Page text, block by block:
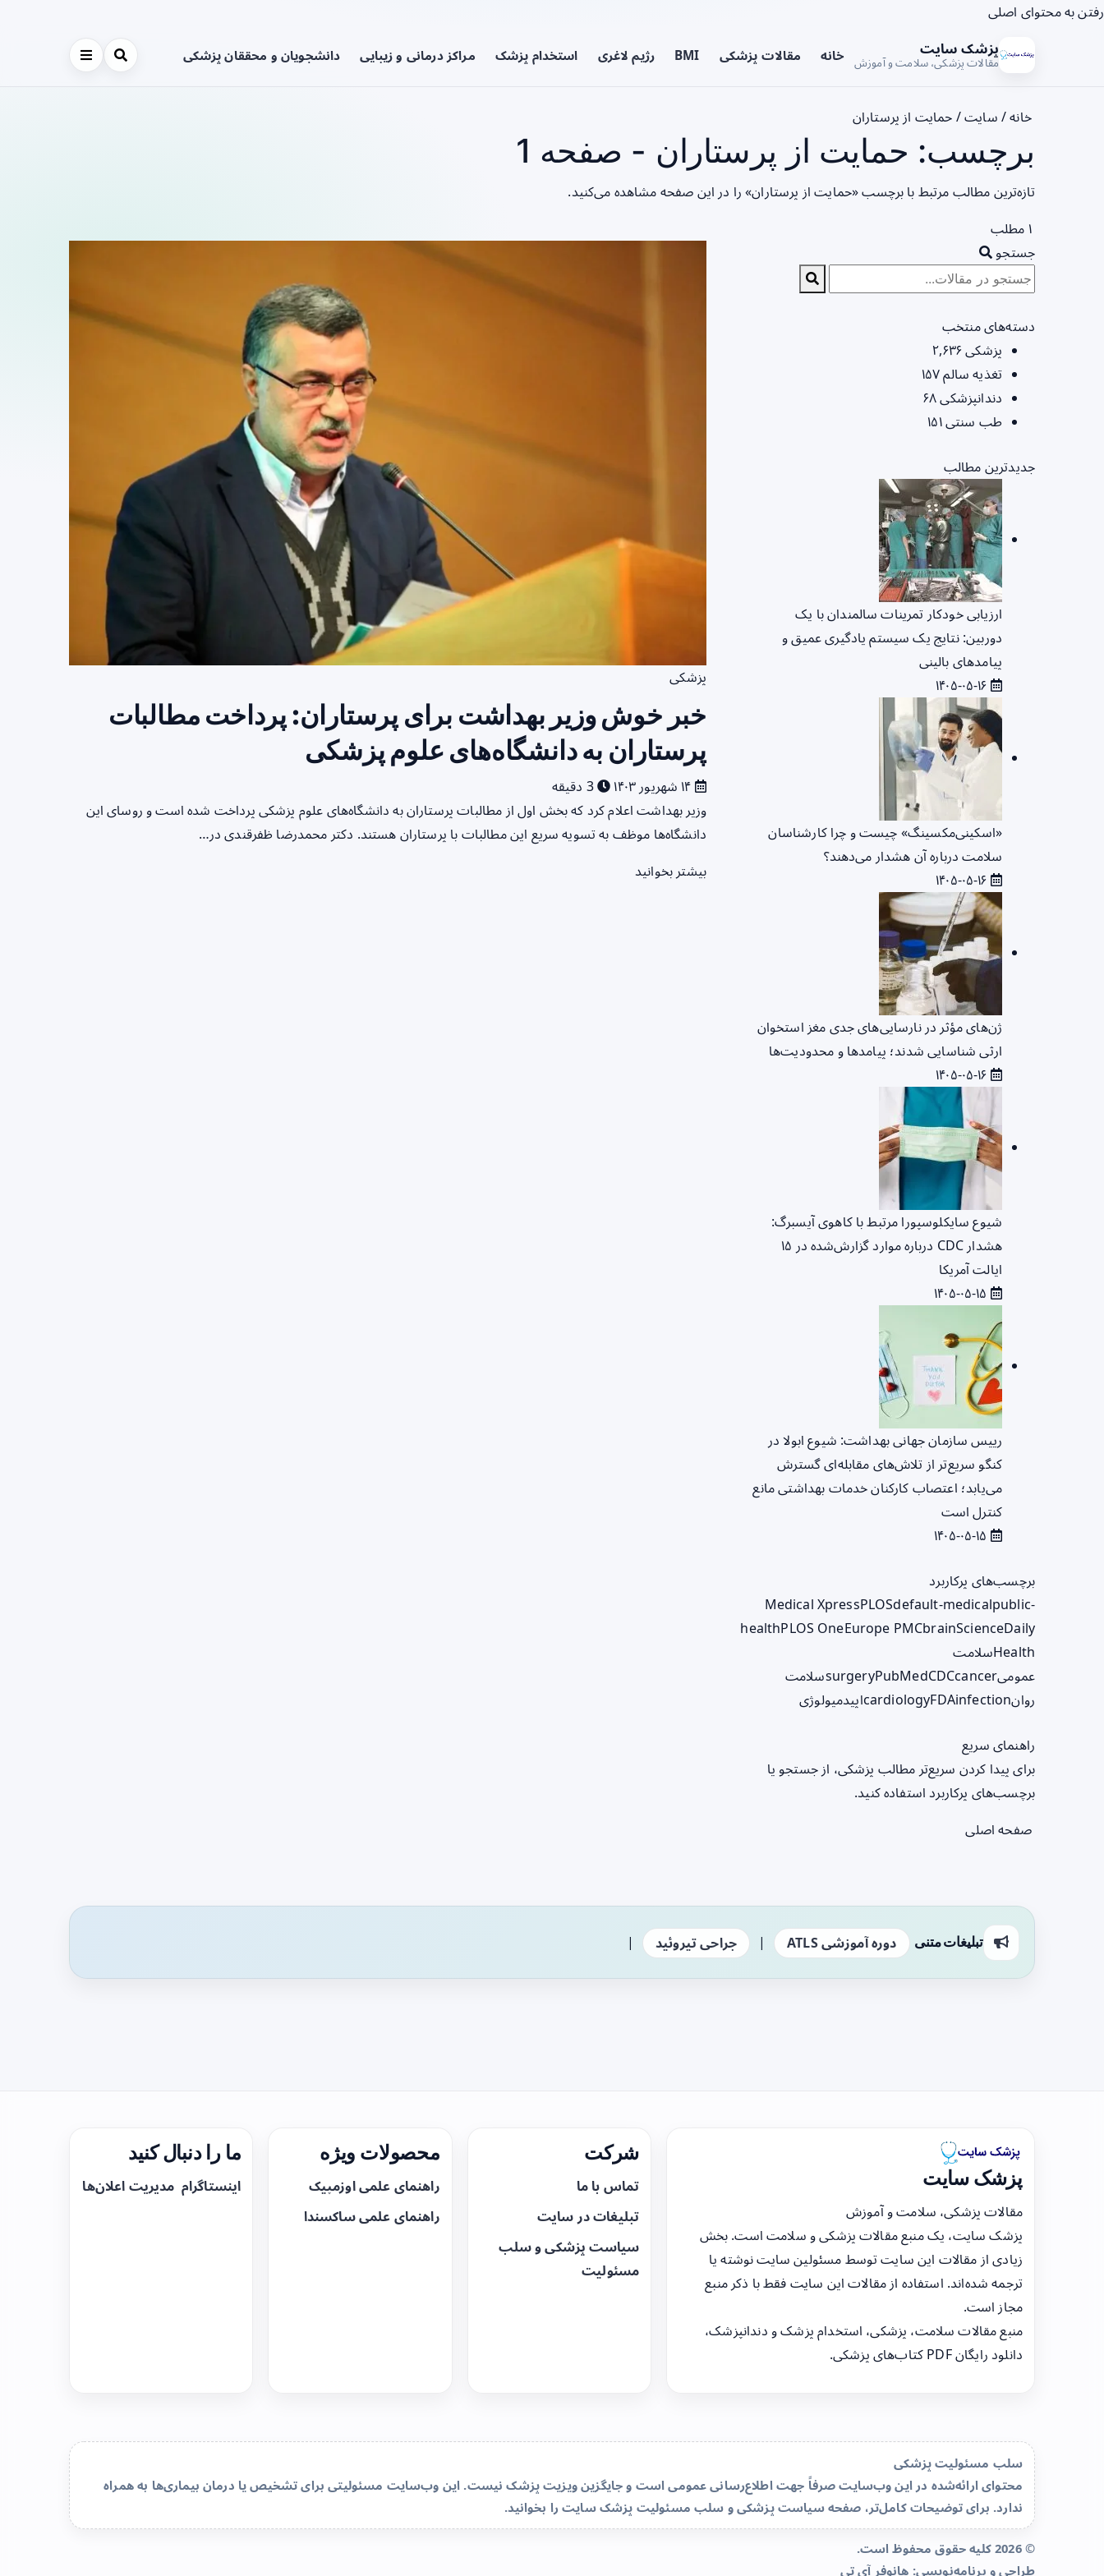
رفتن به محتوای اصلی
پزشک سایت
مقالات پزشکی، سلامت و آموزش خانه مقالات پزشکی BMI رژیم لاغری استخدام پزشک مراکز درمانی و زیبایی دانشجویان و محققان پزشکی
خانه/ سایت/ حمایت از پرستاران
برچسب: حمایت از پرستاران - صفحه 1
تازه‌ترین مطالب مرتبط با برچسب «حمایت از پرستاران» را در این صفحه مشاهده می‌کنید.
۱ مطلب
پزشکی
خبر خوش وزیر بهداشت برای پرستاران: پرداخت مطالبات
پرستاران به دانشگاه‌های علوم پزشکی
3 دقیقه
وزیر بهداشت اعلام کرد که بخش اول از مطالبات پرستاران به دانشگاه‌های علوم پزشکی پرداخت شده است و روسای این
دانشگاه‌ها موظف به تسویه سریع این مطالبات با پرستاران هستند. دکتر محمدرضا ظفرقندی در…
بیشتر بخوانید
جستجو
دسته‌های منتخب
پزشکی۲,۶۳۶
تغذیه سالم۱۵۷
دندانپزشکی۶۸
طب سنتی۱۵۱
جدیدترین مطالب
ارزیابی خودکار تمرینات سالمندان با یک
دوربین: نتایج یک سیستم یادگیری عمیق و
پیامدهای بالینی
«اسکینی‌مکسینگ» چیست و چرا کارشناسان
سلامت درباره آن هشدار می‌دهند؟
ژن‌های مؤثر در نارسایی‌های جدی مغز استخوان
ارثی شناسایی شدند؛ پیامدها و محدودیت‌ها
شیوع سایکلوسپورا مرتبط با کاهوی آیسبرگ:
هشدار CDC درباره موارد گزارش‌شده در ۱۵
ایالت آمریکا
رییس سازمان جهانی بهداشت: شیوع ابولا در
کنگو سریع‌تر از تلاش‌های مقابله‌ای گسترش
می‌یابد؛ اعتصاب کارکنان خدمات بهداشتی مانع
کنترل است
برچسب‌های پرکاربرد
Medical XpressPLOSdefault-medicalpublic-
healthPLOS OneEurope PMCbrainScienceDaily
Healthسلامت
عمومی
surgeryPubMedCDCcancer
سلامت
روان
cardiologyFDAinfection اپیدمیولوژی
راهنمای سریع
برای پیدا کردن سریع‌تر مطالب پزشکی، از جستجو یا
برچسب‌های پرکاربرد استفاده کنید.
صفحه اصلی
تبلیغات متنی دوره آموزشی ATLS | جراحی تیروئید |
پزشک سایت
مقالات پزشکی، سلامت و آموزش
پزشک سایت، یک منبع مقالات پزشکی و سلامت است. بخش
زیادی از مقالات این سایت توسط مسئولین سایت نوشته یا
ترجمه شده‌اند. استفاده از مقالات این سایت فقط با ذکر منبع
مجاز است.
منبع مقالات سلامت، پزشکی، استخدام پزشک و دندانپزشک،
دانلود رایگان PDF کتاب‌های پزشکی.
شرکت
تماس با ما
تبلیغات در سایت
سیاست پزشکی و سلب
مسئولیت
محصولات ویژه
راهنمای علمی اوزمپیک
راهنمای علمی ساکسندا
ما را دنبال کنید
اینستاگرام مدیریت اعلان‌ها
سلب مسئولیت پزشکی
محتوای ارائه‌شده در این وب‌سایت صرفاً جهت اطلاع‌رسانی عمومی است و جایگزین ویزیت پزشک نیست. این وب‌سایت مسئولیتی برای تشخیص یا درمان بیماری‌ها به همراه
ندارد. برای توضیحات کامل‌تر، صفحهسیاست پزشکی و سلب مسئولیت پزشک سایترا بخوانید.
© 2026 کلیه حقوق محفوظ است.
طراحی و برنامه‌نویسی: هانوفر آی تی